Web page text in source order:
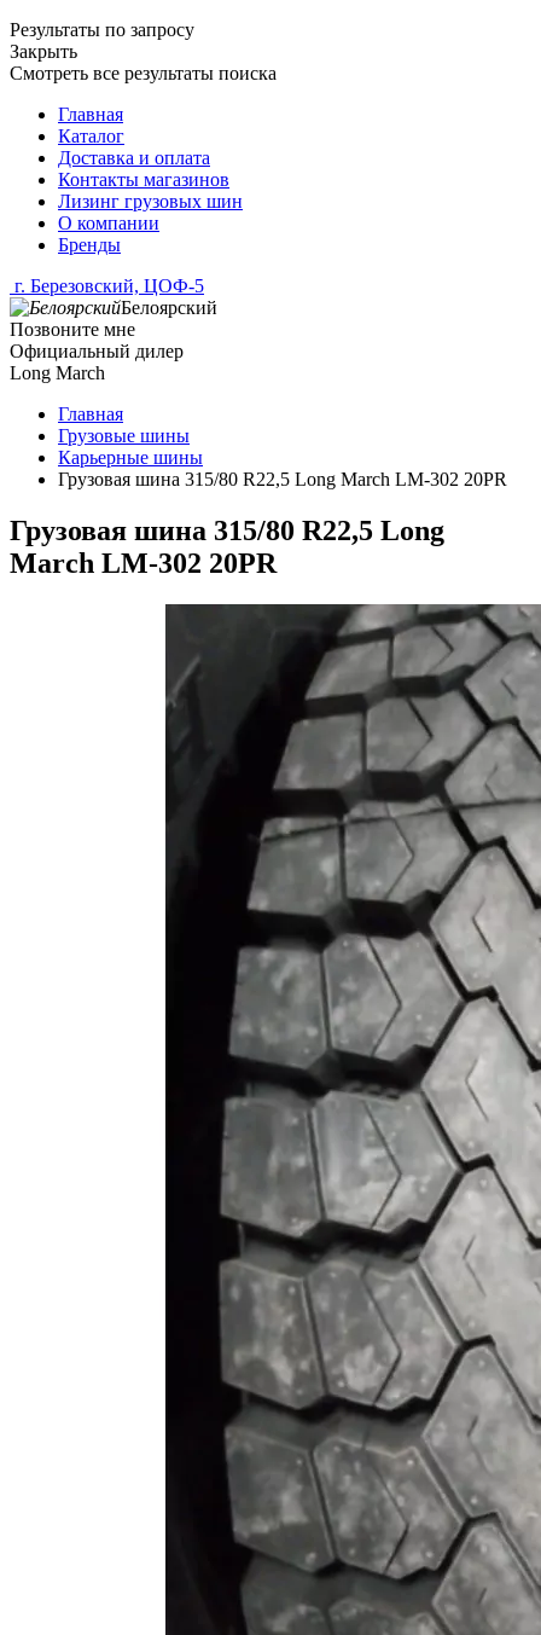
Результаты по запросу
Закрыть
Смотреть все результаты поиска
Главная
Каталог
Доставка и оплата
Контакты магазинов
Лизинг грузовых шин
О компании
Бренды
г. Березовский, ЦОФ-5
Белоярский
Позвоните мне
Официальный дилер
Long March
Главная
Грузовые шины
Карьерные шины
Грузовая шина 315/80 R22,5 Long March LM-302 20PR
Грузовая шина 315/80 R22,5 Long
March LM-302 20PR